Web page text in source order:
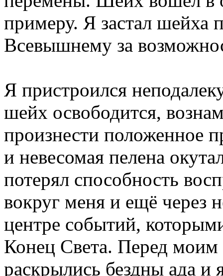
примеру. Я застал шейха
Всевышнему за
Я пристроился
шейх освободится,
произнести положенное
и невесомая пелена
потерял способность
вокруг меня и ещё через
центре событий,
Конец Света. Перед
раскрылись бездны ада